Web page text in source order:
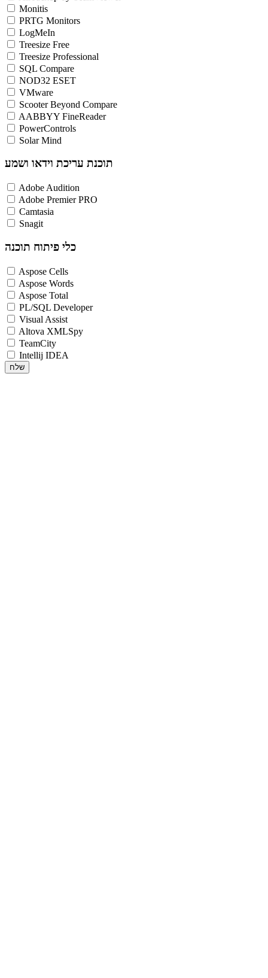
Monitis
PRTG Monitors
LogMeIn
Treesize Free
Treesize Professional
SQL Compare
NOD32 ESET
VMware
Scooter Beyond Compare
AABBYY FineReader
PowerControls
Solar Mind
תוכנת עריכת וידאו ושמע
Adobe Audition
Adobe Premier PRO
Camtasia
Snagit
כלי פיתוח תוכנה
Aspose Cells
Aspose Words
Aspose Total
PL/SQL Developer
Visual Assist
Altova XMLSpy
TeamCity
Intellij IDEA